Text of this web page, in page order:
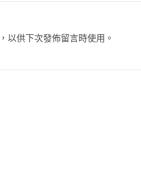
以供下次發佈留言時使用。